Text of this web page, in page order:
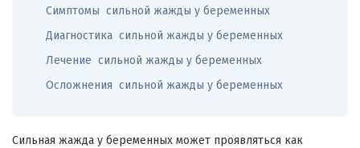
Симптомы сильной жажды у беременных
Диагностика сильной жажды у беременных
Лечение сильной жажды у беременных
Осложнения сильной жажды у беременных
Сильная жажда у беременных может проявляться как